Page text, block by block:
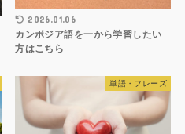
2026.01.06
カンボジア語を一から学習したい
方はこちら
単語・フレーズ